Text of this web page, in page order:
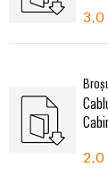
3,0
2,0